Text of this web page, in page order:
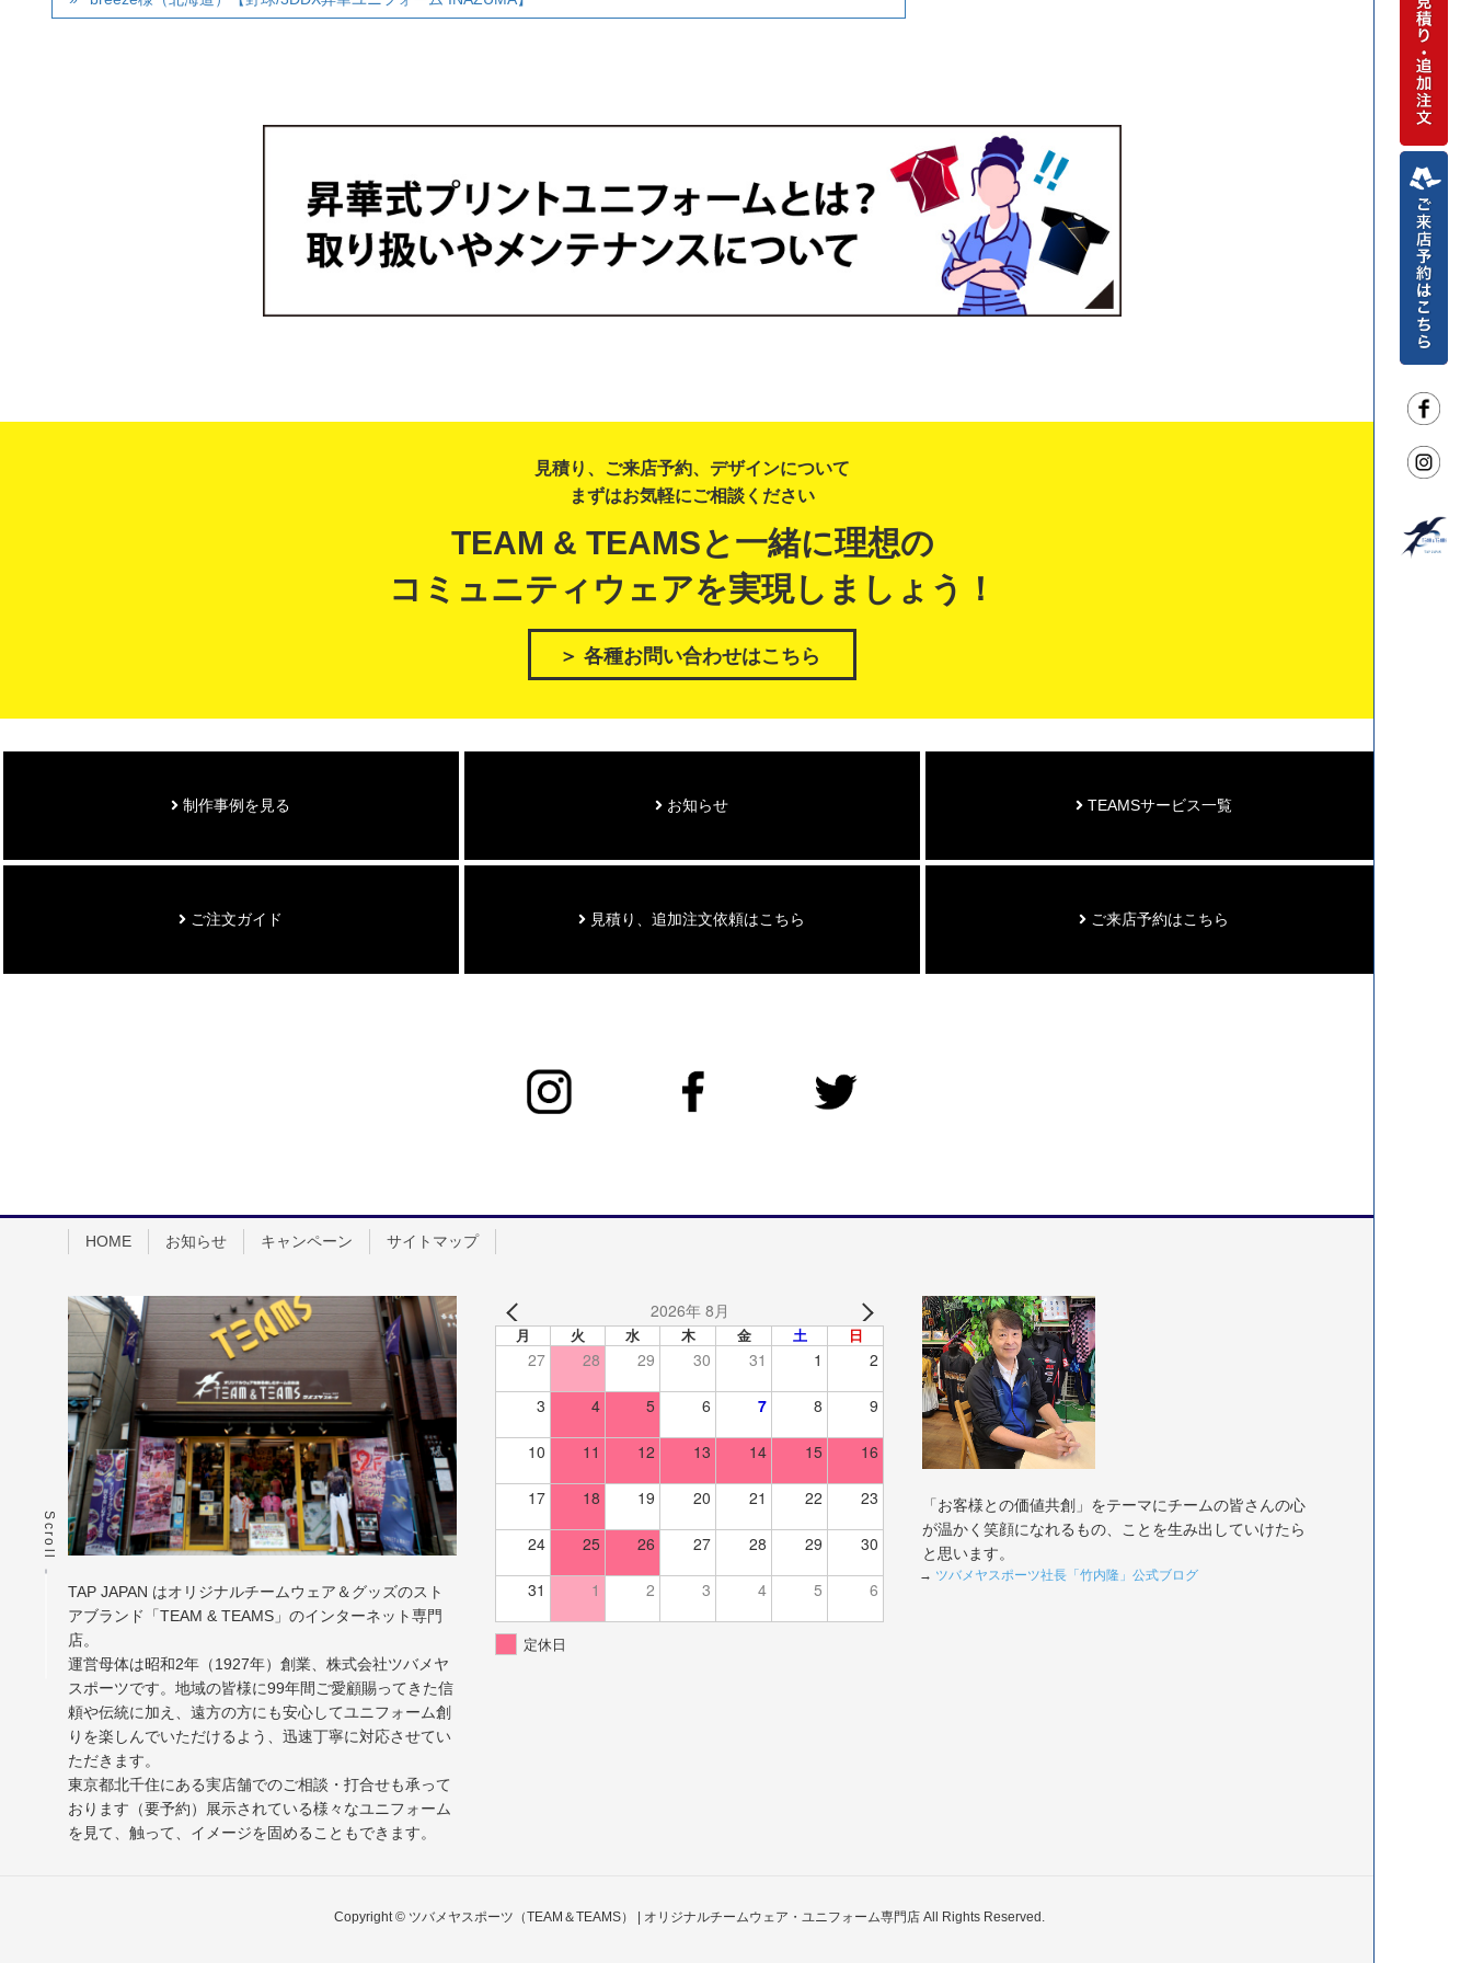
Scroll
見積り、ご来店予約、デザインについて
まずはお気軽にご相談ください
TEAM & TEAMSと一緒に理想の
コミュニティウェアを実現しましょう！
＞ 各種お問い合わせはこちら
制作事例を見る お知らせ TEAMSサービス一覧
ご注文ガイド 見積り、追加注文依頼はこちら ご来店予約はこちら
HOME お知らせ キャンペーン サイトマップ
TAP JAPAN はオリジナルチームウェア＆グッズのスト
アブランド「TEAM & TEAMS」のインターネット専門
店。
運営母体は昭和2年（1927年）創業、株式会社ツバメヤ
スポーツです。地域の皆様に99年間ご愛顧賜ってきた信
頼や伝統に加え、遠方の方にも安心してユニフォーム創
りを楽しんでいただけるよう、迅速丁寧に対応させてい
ただきます。
東京都北千住にある実店舗でのご相談・打合せも承って
おります（要予約）展示されている様々なユニフォーム
を見て、触って、イメージを固めることもできます。
2026年 8月
月 火 水 木 金 土 日
27 28 29 30 31 1 2
3 4 5 6 7 8 9
10 11 12 13 14 15 16
17 18 19 20 21 22 23
24 25 26 27 28 29 30
31 1 2 3 4 5 6
定休日
「お客様との価値共創」をテーマにチームの皆さんの心
が温かく笑顔になれるもの、ことを生み出していけたら
と思います。
→ ツバメヤスポーツ社長「竹内隆」公式ブログ
Copyright © ツバメヤスポーツ（TEAM＆TEAMS） | オリジナルチームウェア・ユニフォーム専門店 All Rights Reserved.